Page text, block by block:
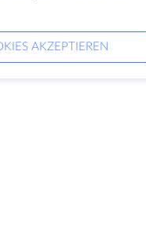
AKZEPTIEREN